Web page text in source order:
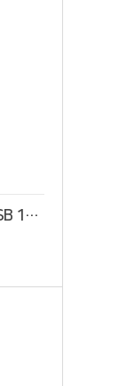
코드루트 플러스 카드형 3.0 USB 16GB~256GB